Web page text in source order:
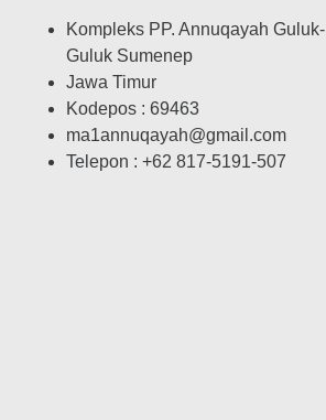
Kompleks PP. Annuqayah Guluk-
Guluk Sumenep
Jawa Timur
Kodepos : 69463
ma1annuqayah@gmail.com
Telepon : +62 817-5191-507